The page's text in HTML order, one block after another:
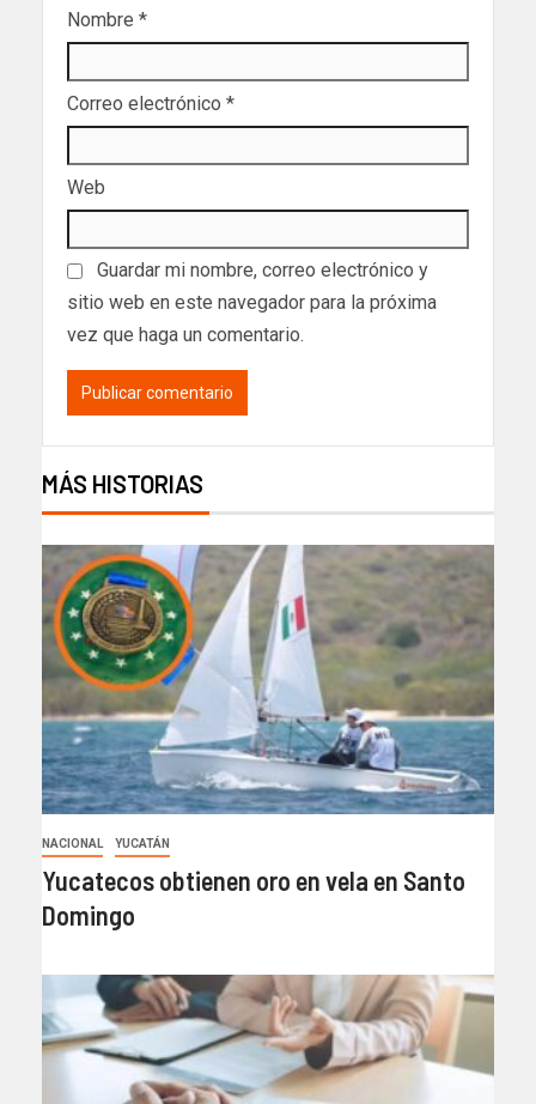
Nombre *
Correo electrónico *
Web
Guardar mi nombre, correo electrónico y
sitio web en este navegador para la próxima
vez que haga un comentario.
MÁS HISTORIAS
NACIONAL YUCATÁN
Yucatecos obtienen oro en vela en Santo
Domingo